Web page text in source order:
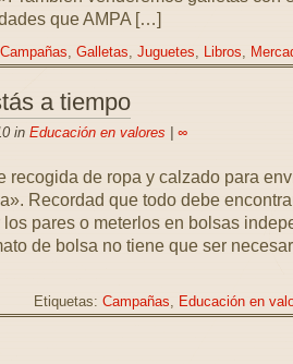
que AMPA […]
Campañas, Galletas, Juguetes, Libros,
a tiempo
in Educación en valores ∞
recogida de ropa y calzado para
Recordad que todo debe
pares o meterlos en bolsas
de bolsa no tiene que ser
Etiquetas: Campañas, Educación en